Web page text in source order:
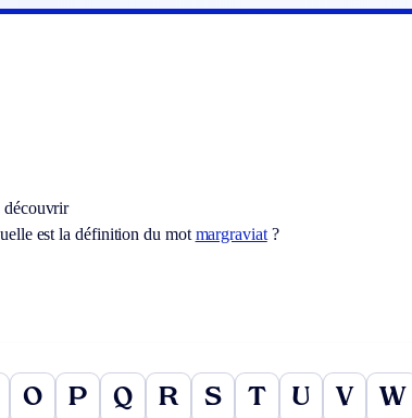
découvrir
est la définition du mot margraviat?
O P Q R S T U V W